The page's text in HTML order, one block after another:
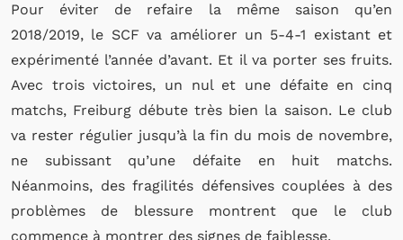
Pour éviter de refaire la même saison qu’en
2018/2019, le SCF va améliorer un 5-4-1 existant et
expérimenté l’année d’avant. Et il va porter ses fruits.
Avec trois victoires, un nul et une défaite en cinq
matchs, Freiburg débute très bien la saison. Le club
va rester régulier jusqu’à la fin du mois de novembre,
ne subissant qu’une défaite en huit matchs.
Néanmoins, des fragilités défensives couplées à des
problèmes de blessure montrent que le club
commence à montrer des signes de faiblesse.